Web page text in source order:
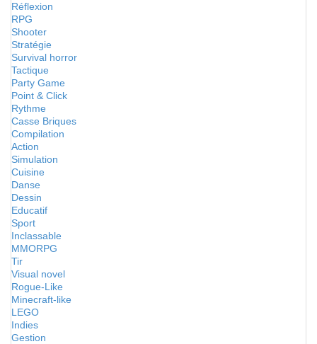
Réflexion
RPG
Shooter
Stratégie
Survival horror
Tactique
Party Game
Point & Click
Rythme
Casse Briques
Compilation
Action
Simulation
Cuisine
Danse
Dessin
Educatif
Sport
Inclassable
MMORPG
Tir
Visual novel
Rogue-Like
Minecraft-like
LEGO
Indies
Gestion